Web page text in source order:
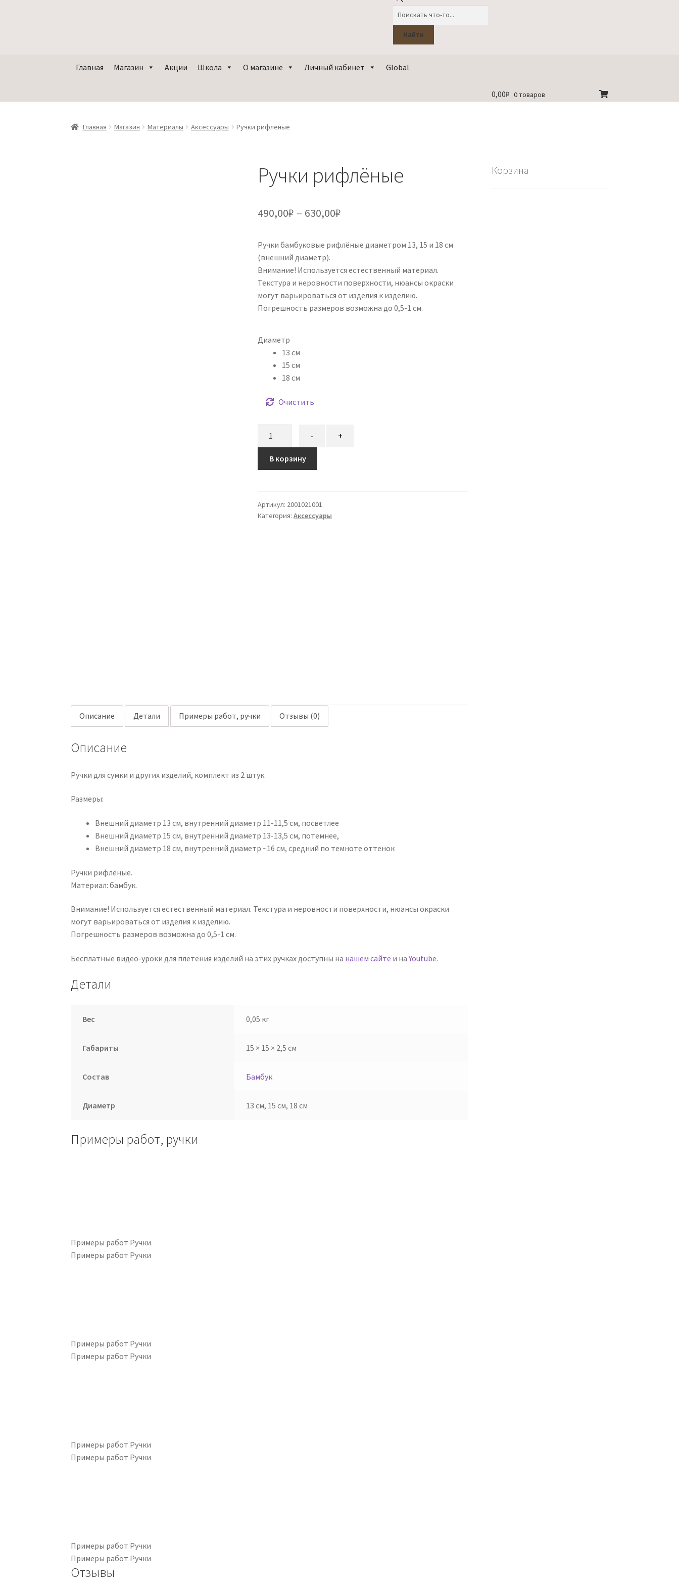
Найти
Главная Магазин Акции Школа О магазине Личный кабинет Global
0,00₽ 0 товаров
Главная Магазин Материалы Аксессуары Ручки рифлёные
Ручки рифлёные
490,00₽ – 630,00₽
490,00₽
–
630,00₽
Ручки бамбуковые рифлёные диаметром 13, 15 и 18 см
(внешний диаметр).
Внимание! Используется естественный материал.
Текстура и неровности поверхности, нюансы окраски
могут варьироваться от изделия к изделию.
Погрешность размеров возможна до 0,5-1 см.
Диаметр
13 см
15 см
18 см
Очистить
Ручки
рифлёные
- +
В корзину
Артикул: 2001021001
Категория:Аксессуары
Описание Детали Примеры работ, ручки Отзывы (0)
Описание
Ручки для сумки и других изделий, комплект из 2 штук.
Размеры:
Внешний диаметр 13 см, внутренний диаметр 11-11,5 см, посветлее
Внешний диаметр 15 см, внутренний диаметр 13-13,5 см, потемнее,
Внешний диаметр 18 см, внутренний диаметр ~16 см, средний по темноте оттенок
Ручки рифлёные.
Материал: бамбук.
Внимание! Используется естественный материал. Текстура и неровности поверхности, нюансы окраски
могут варьироваться от изделия к изделию.
Погрешность размеров возможна до 0,5-1 см.
Бесплатные видео-уроки для плетения изделий на этих ручках доступны на нашем сайте и наYoutube.
Детали
Вес 0,05 кг
Габариты 15 × 15 × 2,5 см
Состав Бамбук
Диаметр 13 см, 15 см, 18 см
Примеры работ, ручки
Примеры работ Ручки
Примеры работ Ручки
Примеры работ Ручки
Примеры работ Ручки
Примеры работ Ручки
Примеры работ Ручки
Примеры работ Ручки
Примеры работ Ручки
Отзывы
Корзина